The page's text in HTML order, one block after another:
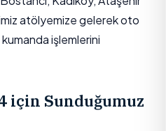
atölyemize gelerek oto
işlemlerini
için Sunduğumuz